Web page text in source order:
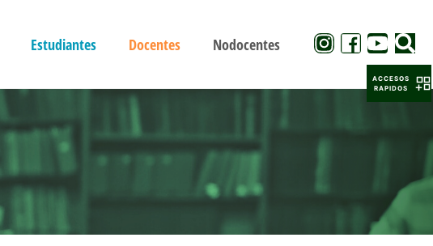
Estudiantes Docentes Nodocentes
ACCESOS
RAPIDOS